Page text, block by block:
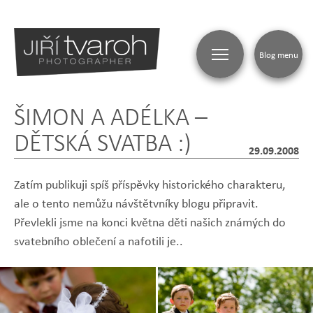
ŠIMON A ADÉLKA –
DĚTSKÁ SVATBA :)
29.09.2008
Zatím publikuji spíš příspěvky historického charakteru,
ale o tento nemůžu návštětvníky blogu připravit.
Převlekli jsme na konci května děti našich známých do
svatebního oblečení a nafotili je..
Blog menu